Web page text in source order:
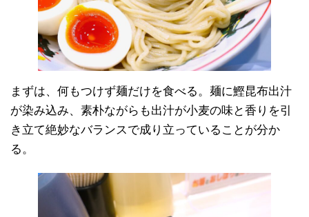
まずは、何もつけず麺だけを食べる。麺に鰹昆布出汁
が染み込み、素朴ながらも出汁が小麦の味と香りを引
き立て絶妙なバランスで成り立っていることが分か
る。